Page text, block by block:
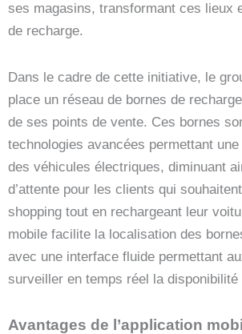
ses magasins, transformant ces lieux
de recharge.
Dans le cadre de cette initiative, le
place un réseau de bornes de
de ses points de vente. Ces bornes
technologies avancées permettant
des véhicules électriques, diminuant
d’attente pour les clients qui
shopping tout en rechargeant leur
mobile facilite la localisation des
avec une interface fluide permettant
surveiller en temps réel la disponibilité
Avantages de l’application